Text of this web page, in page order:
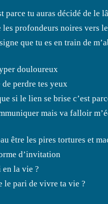
parce tu auras décidé de le
profondeurs noires vers
que tu es en train de
douloureux
perdre tes yeux
si le lien se brise c’est
mais va falloir
être les pires tortures et
d’invitation
la vie ?
le pari de vivre ta vie ?